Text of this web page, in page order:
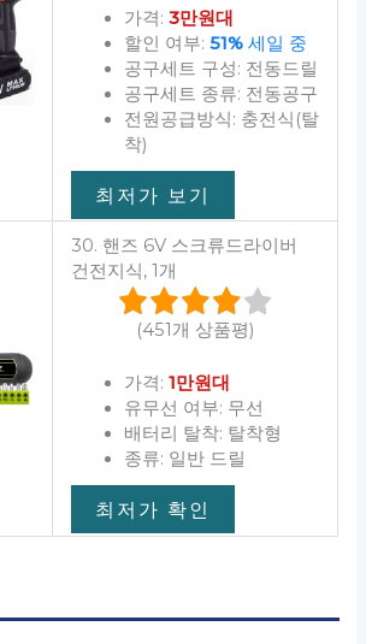
가격: 3만원대
할인 여부: 51%세일 중
공구세트 구성: 전동드릴
공구세트 종류: 전동공구
전원공급방식: 충전식(탈
착)
최저가 보기
30. 핸즈 6V 스크류드라이버
건전지식, 1개
(451개 상품평)
가격: 1만원대
유무선 여부: 무선
배터리 탈착: 탈착형
종류: 일반 드릴
최저가 확인